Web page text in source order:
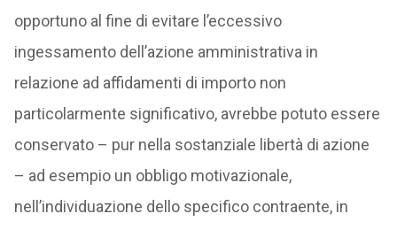
opportuno al fine di evitare l’eccessivo
ingessamento dell’azione amministrativa in
relazione ad affidamenti di importo non
particolarmente significativo, avrebbe potuto essere
conservato – pur nella sostanziale libertà di azione
– ad esempio un obbligo motivazionale,
nell’individuazione dello specifico contraente, in